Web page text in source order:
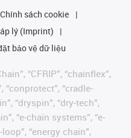
Chính sách cookie
lý (Imprint)
bảo vệ dữ liệu
“CFRIP”, “chainflex”,
“conprotect”, “cradle-
“dryspin”, “dry-tech”,
“e-chain systems”, “e-
“energy chain”,